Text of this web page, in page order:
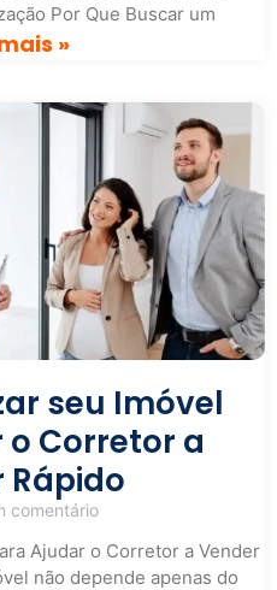
Por Que Buscar um
»
seu Imóvel
Corretor a
Rápido
comentário
Ajudar o Corretor a Vender
não depende apenas do